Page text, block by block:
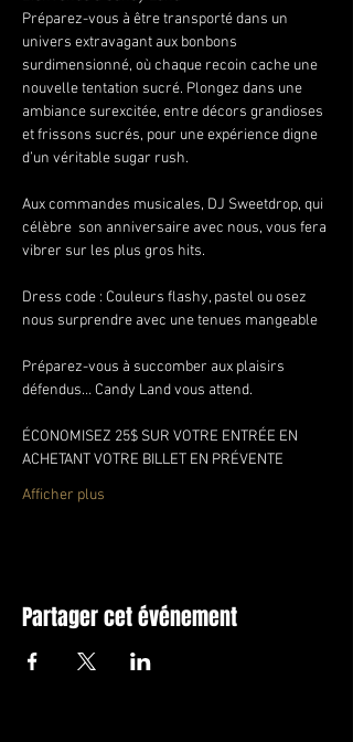
Préparez-vous à être transporté dans un
univers extravagant aux bonbons
surdimensionné, où chaque recoin cache une
nouvelle tentation sucré. Plongez dans une
ambiance surexcitée, entre décors grandioses
et frissons sucrés, pour une expérience digne
d’un véritable sugar rush.
Aux commandes musicales, DJ Sweetdrop, qui
célèbre  son anniversaire avec nous, vous fera
vibrer sur les plus gros hits.
Dress code : Couleurs flashy, pastel ou osez
nous surprendre avec une tenues mangeable
Préparez-vous à succomber aux plaisirs
défendus… Candy Land vous attend.
ÉCONOMISEZ 25$ SUR VOTRE ENTRÉE EN
ACHETANT VOTRE BILLET EN PRÉVENTE
Afficher plus
Partager cet événement